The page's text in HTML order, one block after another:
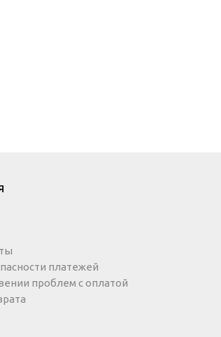
платежей
проблем с оплатой